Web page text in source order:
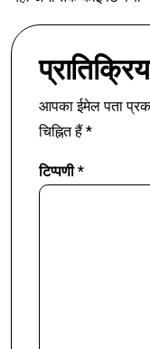
आपका ईमेल पता
चिह्नित हैं*
टिप्पणी*